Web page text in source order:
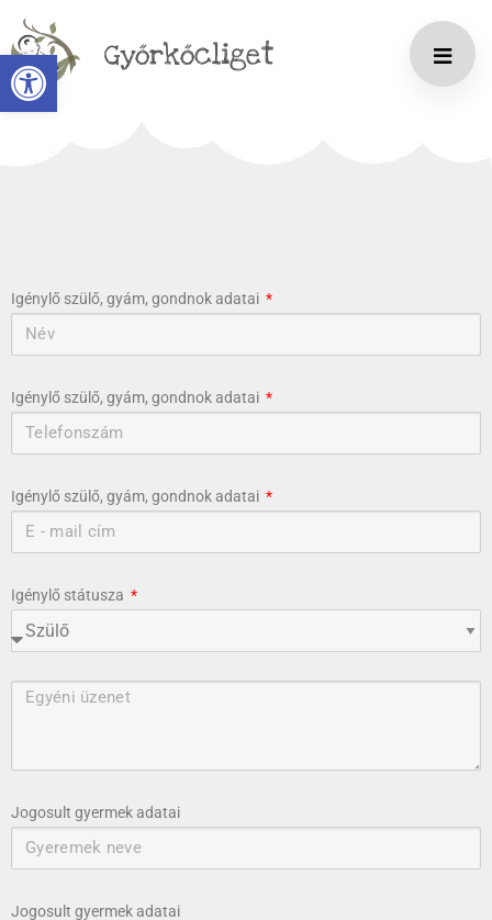
Eszköztár megnyitásaGyőrkőcliget
Igénylő szülő, gyám, gondnok adatai
Igénylő szülő, gyám, gondnok adatai
Igénylő szülő, gyám, gondnok adatai
Igénylő státusza
Jogosult gyermek adatai
Jogosult gyermek adatai